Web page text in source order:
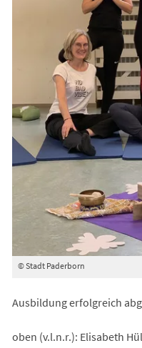
© Stadt Paderborn
Ausbildung erfolgreich
oben (v.l.n.r.): Elisabeth